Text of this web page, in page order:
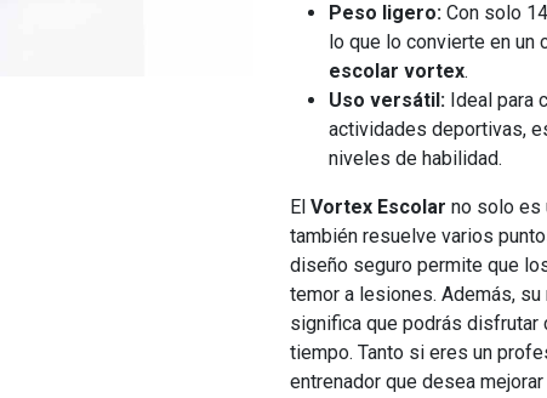
Peso ligero: Con solo
lo que lo convierte en un
escolar vortex.
Uso versátil: Ideal para
actividades deportivas,
niveles de habilidad.
El Vortex Escolar no solo es
también resuelve varios
diseño seguro permite que
temor a lesiones. Además,
significa que podrás disfrutar
tiempo. Tanto si eres un
entrenador que desea